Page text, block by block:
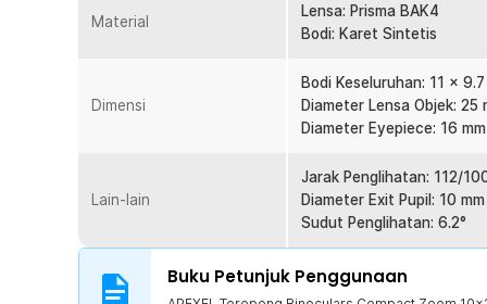
Ringkas dan Ringan
Mudah dibawa ke mana-mana, terutama saat Anda
Rincian yang Anda dapatkan untuk pembelian produk
1 x APEXEL Teropong Binoculars Compact Zoom
1 x Panduan Penggunaan
Material
Lensa: Prisma BAK4
Bodi: Karet Sintetis
Dimensi
Bodi Keseluruhan: 11 x
Diameter Lensa Objek: 25
Diameter Eyepiece: 16 mm
Lain-lain
Jarak Penglihatan: 112/
Diameter Exit Pupil: 10 mm
Sudut Penglihatan: 6.2°
Buku Petunjuk Penggunaan